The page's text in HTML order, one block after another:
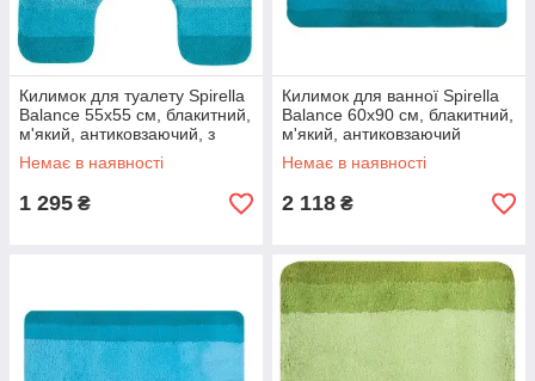
Килимок для туалету Spirella
Balance 55х55 см, блакитний,
м'який, антиковзаючий, з
вирізом (10.09217)
Немає в наявності
1 295 ₴
Килимок для ванної Spirella
Balance 60х90 см, блакитний,
м'який, антиковзаючий
(10.09219)
Немає в наявності
2 118 ₴